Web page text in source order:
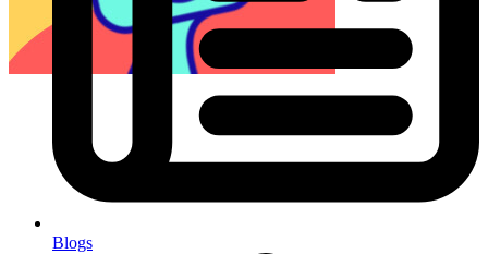
Blogs